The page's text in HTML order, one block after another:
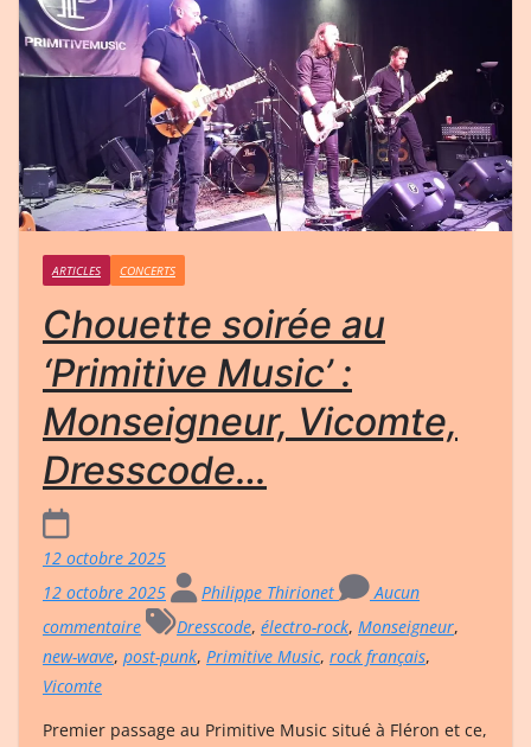
ARTICLES CONCERTS
Chouette soirée au
‘Primitive Music’ :
Monseigneur, Vicomte,
Dresscode…
12 octobre 2025
12 octobre 2025
Philippe Thirionet
Aucun
commentaire
Dresscode, électro-rock, Monseigneur,
new-wave, post-punk, Primitive Music, rock français,
Vicomte
Premier passage au Primitive Music situé à Fléron et ce,